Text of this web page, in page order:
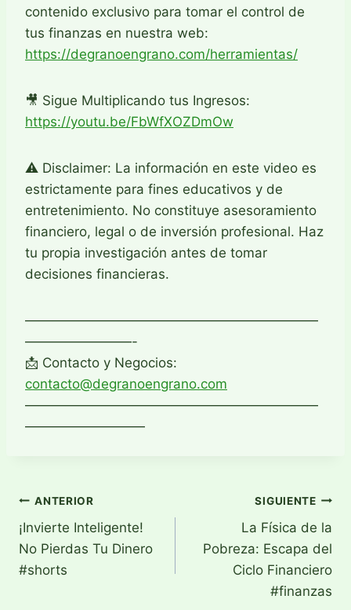
contenido exclusivo para tomar el control de
tus finanzas en nuestra web:
https://degranoengrano.com/herramientas/
🎥 Sigue Multiplicando tus Ingresos:
https://youtu.be/FbWfXOZDmOw
⚠️ Disclaimer: La información en este video es
estrictamente para fines educativos y de
entretenimiento. No constituye asesoramiento
financiero, legal o de inversión profesional. Haz
tu propia investigación antes de tomar
decisiones financieras.
——————————————————————
————————-
📩 Contacto y Negocios:
contacto@degranoengrano.com
——————————————————————
—————————
Navegación
de
entradas
ANTERIOR
¡Invierte Inteligente!
No Pierdas Tu Dinero
#shorts
SIGUIENTE
La Física de la
Pobreza: Escapa del
Ciclo Financiero
#finanzas